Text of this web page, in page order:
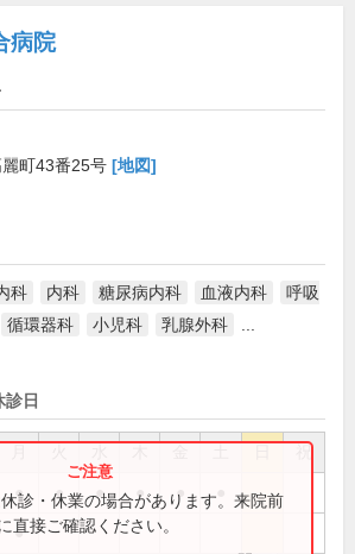
病院
町43番25号 [地図]
科 内科 糖尿病内科 血液内科
呼吸
循環器科 小児科 乳腺外科
日
祝
● ● ● ● ●
●
診・休業の場合があります。来院前
直接ご確認ください。